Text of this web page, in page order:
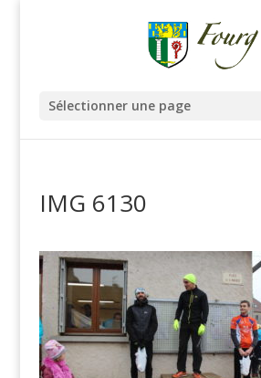
Sélectionner une page
IMG 6130